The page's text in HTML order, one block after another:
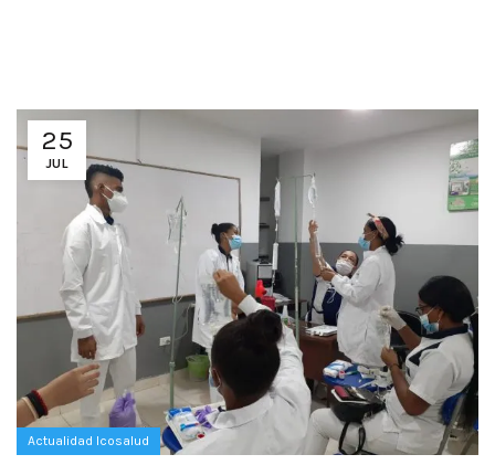
25
JUL
Actualidad Icosalud